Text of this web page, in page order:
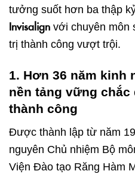
tưởng suốt hơn ba thập
Invisalign với chuyên môn
trị thành công vượt trội.
1. Hơn 36 năm kinh
nền tảng vững
thành công
Được thành lập từ năm
nguyên Chủ nhiệm Bộ
Viện Đào tạo Răng Hàm